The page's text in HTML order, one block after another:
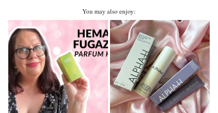
You may also enjoy: